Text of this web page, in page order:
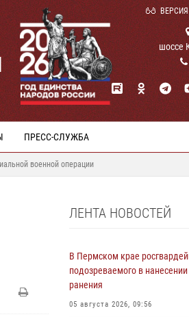
шоссе
ПРЕСС-СЛУЖБА
военной операции
ЛЕНТА НОВОСТЕЙ
В Пермском крае
подозреваемого в
ранения
05 августа 2026, 09:56